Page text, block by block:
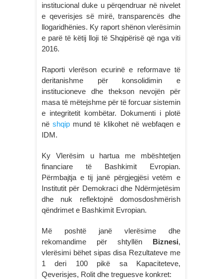
institucional duke u përqendruar në nivelet
e qeverisjes së mirë, transparencës dhe
llogaridhënies. Ky raport shënon vlerësimin
e parë të këtij lloji të Shqipërisë që nga viti
2016.
Raporti vlerëson ecurinë e reformave të
deritanishme për konsolidimin e
institucioneve dhe thekson nevojën për
masa të mëtejshme për të forcuar sistemin
e integritetit kombëtar. Dokumenti i plotë
nëshqip mund të klikohet në webfaqen e
IDM.
Ky Vlerësim u hartua me mbështetjen
financiare të Bashkimit Evropian.
Përmbajtja e tij janë përgjegjësi vetëm e
Institutit për Demokraci dhe Ndërmjetësim
dhe nuk reflektojnë domosdoshmërish
qëndrimet e Bashkimit Evropian.
Më poshtë janë vlerësime dhe
rekomandime për shtyllën Biznesi,
vlerësimi bëhet sipas disa Rezultateve me
1 deri 100 pikë sa Kapaciteteve,
Qeverisjes, Rolit dhe treguesve konkret: